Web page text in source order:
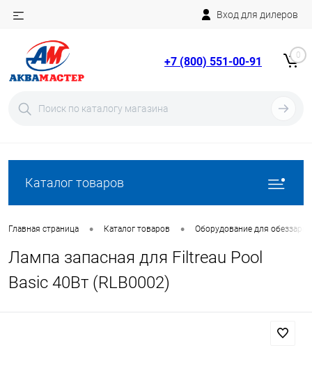
Вход для дилеров
+7 (800) 551-00-91 0
Каталог товаров
Главная страница • Каталог товаров • Оборудование для
Лампа запасная для Filtreau Pool
Basic 40Вт (RLB0002)